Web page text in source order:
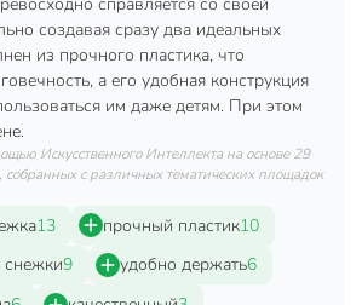
форма для лепки снежков
для детей. С ее помощью можно
множество снежков. Нужно
снегом и плотно сжать. При этом
перчатки останутся сухими.
зимний период гарантирован!
создавая сразу два идеальных
из прочного пластика, что
а его удобная конструкция
им даже детям. При этом
Искусственного Интеллекта на основе 29
собранных с различных тематических площадок
13 прочный пластик10
снежки9 удобно держать6